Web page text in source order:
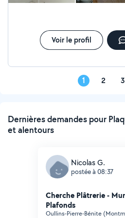
Voir le profil
1 2 3
Dernières demandes pour
et alentours
Nicolas G.
postée à 08:37
Cherche Plâtrerie -
Plafonds
Oullins-Pierre-Bénite